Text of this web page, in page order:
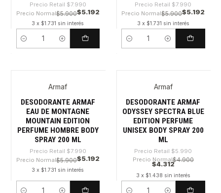
Precio Retail $7.990
Precio Normal$5.900$5.192
3 x $1.731 sin interés
Cantidad
Precio Retail $7.990
Precio Normal$5.900$5.192
3 x $1.731 sin interés
Cantidad
Armaf
DESODORANTE ARMAF
EAU DE MONTAGNE
MOUNTAIN EDITION
PERFUME HOMBRE BODY
SPRAY 200 ML
Precio Retail $7.990
Precio Normal$5.900$5.192
3 x $1.731 sin interés
Armaf
DESODORANTE ARMAF
ODYSSEY SPECTRA BLUE
EDITION PERFUME
UNISEX BODY SPRAY 200
ML
Precio Retail $5.990
Precio Normal$4.900
$4.312
3 x $1.438 sin interés